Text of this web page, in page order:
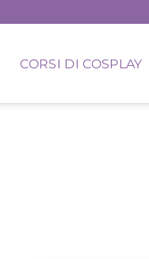
CORSI DI COSPLAY